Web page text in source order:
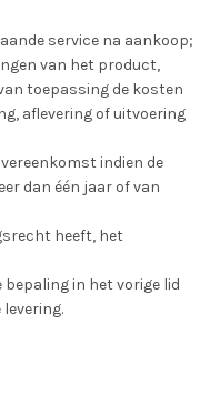
service na aankoop;
van het product,
toepassing de kosten
aflevering of uitvoering
indien de
dan één jaar of van
heeft, het
in het vorige lid